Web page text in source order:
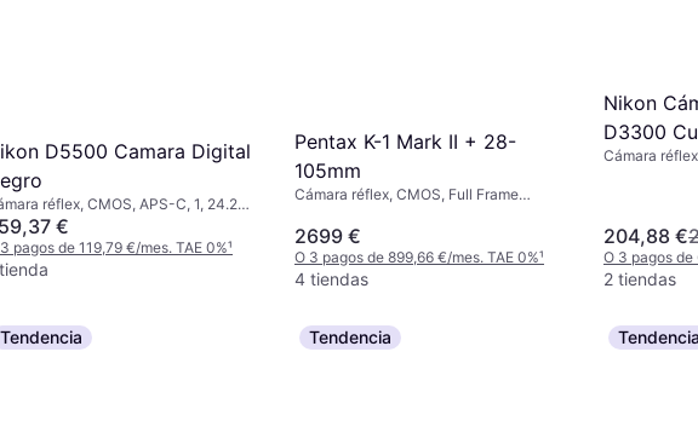
D5500 Camara Digital
réflex, CMOS, APS-C, 1, 24.2
Continuous Drive, 420g
€
pagos de 119,79 €/mes. TAE 0%¹
Pentax K-1 Mark II + 28-
105mm
Cámara réflex, CMOS, Full Frame
Continuous Drive, 1010g
2699 €
O 3 pagos de 899,66 €/mes. TAE 0%¹
4 tiendas
Nikon
D3300
Cámara
204,88 €
O 3 pagos de
2 tiendas
Tendencia Tendencia